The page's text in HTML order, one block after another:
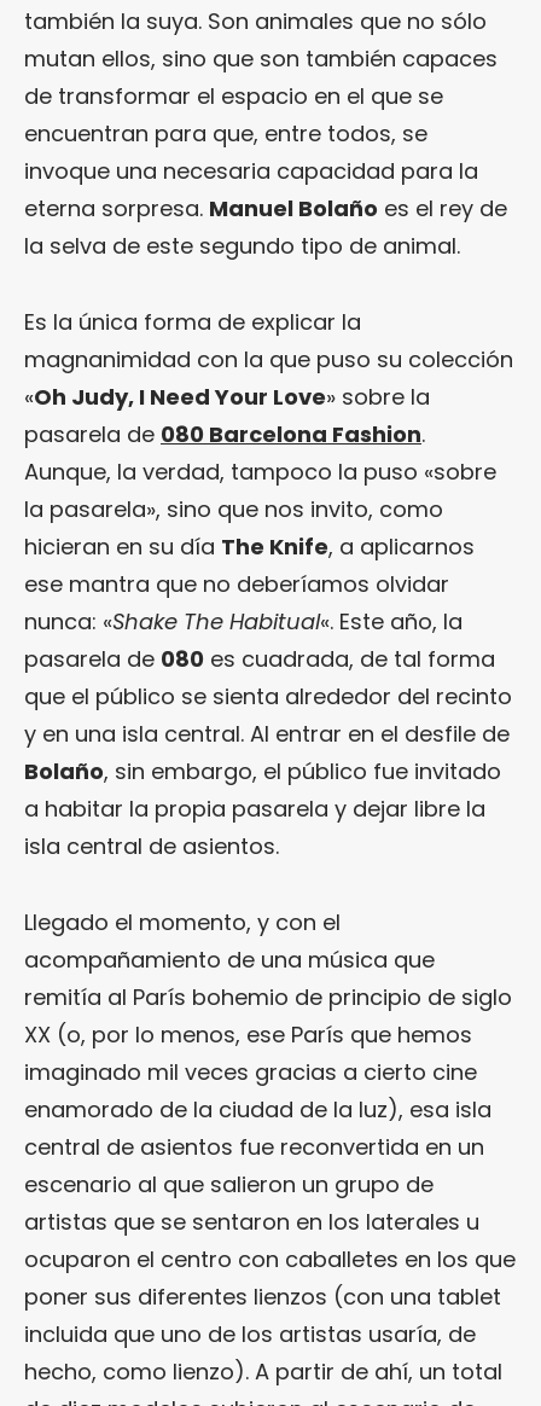
también la suya. Son animales que no sólo
mutan ellos, sino que son también capaces
de transformar el espacio en el que se
encuentran para que, entre todos, se
invoque una necesaria capacidad para la
eterna sorpresa. Manuel Bolaño es el rey de
la selva de este segundo tipo de animal.
Es la única forma de explicar la
magnanimidad con la que puso su colección
«Oh Judy, I Need Your Love» sobre la
pasarela de 080 Barcelona Fashion.
Aunque, la verdad, tampoco la puso «sobre
la pasarela», sino que nos invito, como
hicieran en su día The Knife, a aplicarnos
ese mantra que no deberíamos olvidar
nunca: «Shake The Habitual«. Este año, la
pasarela de 080 es cuadrada, de tal forma
que el público se sienta alrededor del recinto
y en una isla central. Al entrar en el desfile de
Bolaño, sin embargo, el público fue invitado
a habitar la propia pasarela y dejar libre la
isla central de asientos.
Llegado el momento, y con el
acompañamiento de una música que
remitía al París bohemio de principio de siglo
XX (o, por lo menos, ese París que hemos
imaginado mil veces gracias a cierto cine
enamorado de la ciudad de la luz), esa isla
central de asientos fue reconvertida en un
escenario al que salieron un grupo de
artistas que se sentaron en los laterales u
ocuparon el centro con caballetes en los que
poner sus diferentes lienzos (con una tablet
incluida que uno de los artistas usaría, de
hecho, como lienzo). A partir de ahí, un total